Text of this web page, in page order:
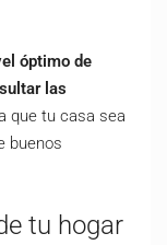
óptimo de
las
que tu casa sea
buenos
tu hogar